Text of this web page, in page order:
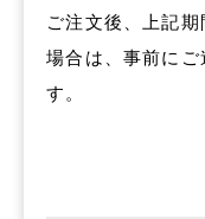
ご注文後、上記
場合は、事前に
す。